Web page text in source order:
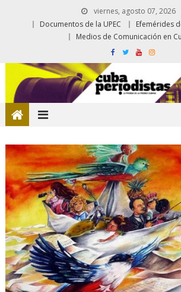
viernes, agosto 07, 2026
Documentos de la UPEC
Efemérides
Medios de Comunicación en